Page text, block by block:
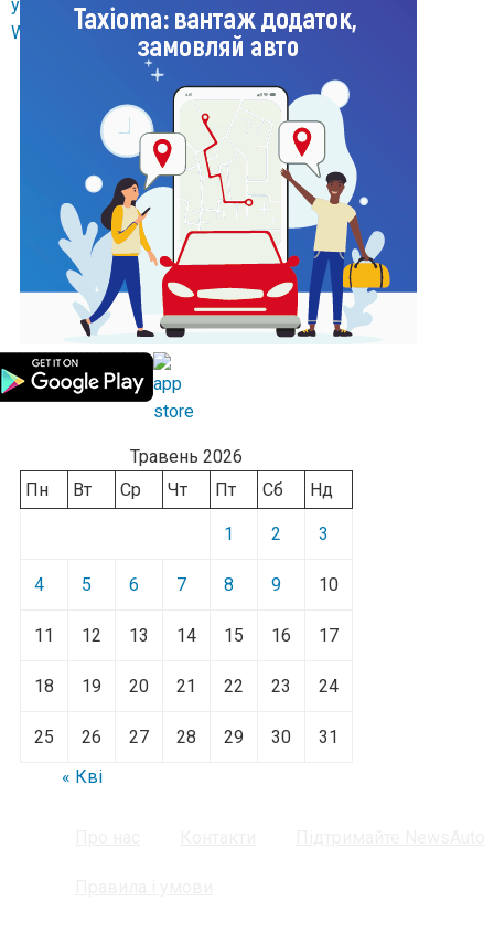
Травень 2026
Пн
Вт Ср Чт Пт Сб Нд
1 2 3
4 5 6 7 8 9 10
11 12 13 14 15 16 17
18 19 20 21 22 23 24
25 26 27 28 29 30
31
« Кві